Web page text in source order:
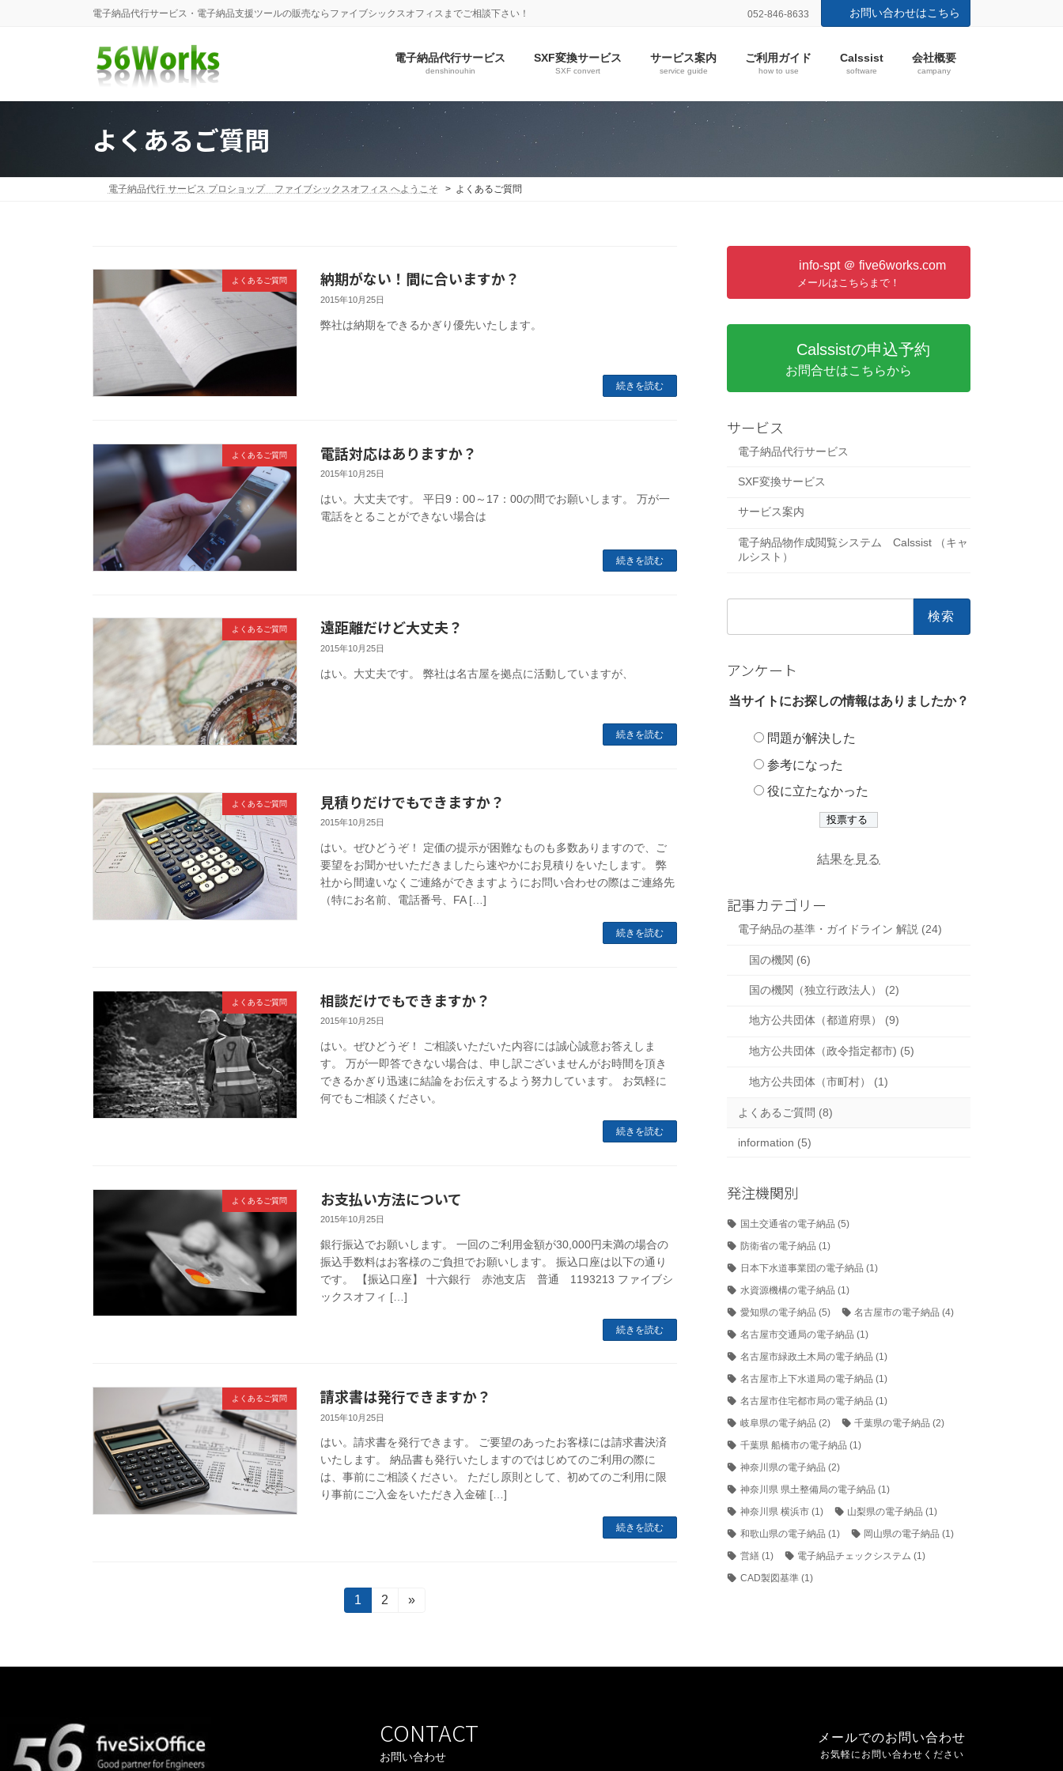
電子納品代行サービス・電子納品支援ツールの販売ならファイブシックスオフィスまでご相談下さい！ 052-846-8633 お問い合わせはこちら
電子納品代行サービス
denshinouhin
SXF変換サービス
SXF convert
サービス案内
service guide
ご利用ガイド
how to use
Calssist
software
会社概要
campany
よくあるご質問
電子納品代行 サービス プロショップ ファイブシックスオフィス へようこそ よくあるご質問
よくあるご質問 納期がない！間に合いますか？
2015年10月25日
弊社は納期をできるかぎり優先いたします。
続きを読む
よくあるご質問 電話対応はありますか？
2015年10月25日
はい。大丈夫です。 平日9：00～17：00の間でお願いします。 万が一
電話をとることができない場合は
続きを読む
よくあるご質問 遠距離だけど大丈夫？
2015年10月25日
はい。大丈夫です。 弊社は名古屋を拠点に活動していますが、
続きを読む
よくあるご質問 見積りだけでもできますか？
2015年10月25日
はい。ぜひどうぞ！ 定価の提示が困難なものも多数ありますので、ご
要望をお聞かせいただきましたら速やかにお見積りをいたします。 弊
社から間違いなくご連絡ができますようにお問い合わせの際はご連絡先
（特にお名前、電話番号、FA […]
続きを読む
よくあるご質問 相談だけでもできますか？
2015年10月25日
はい。ぜひどうぞ！ ご相談いただいた内容には誠心誠意お答えしま
す。 万が一即答できない場合は、申し訳ございませんがお時間を頂き
できるかぎり迅速に結論をお伝えするよう努力しています。 お気軽に
何でもご相談ください。
続きを読む
よくあるご質問 お支払い方法について
2015年10月25日
銀行振込でお願いします。 一回のご利用金額が30,000円未満の場合の
振込手数料はお客様のご負担でお願いします。 振込口座は以下の通り
です。 【振込口座】 十六銀行 赤池支店 普通 1193213 ファイブシ
ックスオフィ […]
続きを読む
よくあるご質問 請求書は発行できますか？
2015年10月25日
はい。請求書を発行できます。 ご要望のあったお客様には請求書決済
いたします。 納品書も発行いたしますのではじめてのご利用の際に
は、事前にご相談ください。 ただし原則として、初めてのご利用に限
り事前にご入金をいただき入金確 […]
続きを読む
の
ジ
固
定
ジ
1
固
ジ
2 »
info-spt ＠ five6works.com
メールはこちらまで！
Calssistの申込予約
お問合せはこちらから
サービス
電子納品代行サービス
SXF変換サービス
サービス案内
電子納品物作成閲覧システム Calssist （キャ
ルシスト）
アンケート
当サイトにお探しの情報はありましたか？
問題が解決した
参考になった
役に立たなかった
結果を見る
記事カテゴリー
電子納品の基準・ガイドライン 解説 (24)
国の機関 (6)
国の機関（独立行政法人） (2)
地方公共団体（都道府県） (9)
地方公共団体（政令指定都市) (5)
地方公共団体（市町村） (1)
よくあるご質問 (8)
information (5)
発注機関別
国土交通省の電子納品 (5)
防衛省の電子納品 (1)
日本下水道事業団の電子納品 (1)
水資源機構の電子納品 (1)
愛知県の電子納品 (5) 名古屋市の電子納品 (4)
名古屋市交通局の電子納品 (1)
名古屋市緑政土木局の電子納品 (1)
名古屋市上下水道局の電子納品 (1)
名古屋市住宅都市局の電子納品 (1)
岐阜県の電子納品 (2) 千葉県の電子納品 (2)
千葉県 船橋市の電子納品 (1)
神奈川県の電子納品 (2)
神奈川県 県土整備局の電子納品 (1)
神奈川県 横浜市 (1) 山梨県の電子納品 (1)
和歌山県の電子納品 (1) 岡山県の電子納品 (1)
営繕 (1) 電子納品チェックシステム (1)
CAD製図基準 (1)
CONTACT
お問い合わせ
メールでのお問い合わせ
お気軽にお問い合わせください